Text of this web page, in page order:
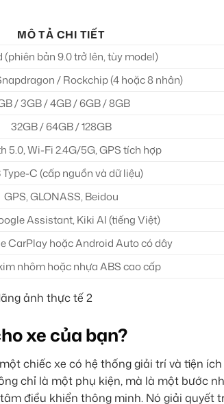
MÔ TẢ CHI TIẾT
(phiên bản 9.0 trở lên, tùy model)
/ Rockchip (4 hoặc 8 nhân)
/ 3GB / 4GB / 6GB / 8GB
32GB / 64GB / 128GB
5.0, Wi-Fi 2.4G/5G, GPS tích hợp
Type-C (cấp nguồn và dữ liệu)
GPS, GLONASS, Beidou
Assistant, Kiki AI (tiếng Việt)
CarPlay hoặc Android Auto có dây
nhôm hoặc nhựa ABS cao cấp
xe của bạn?
chiếc xe có hệ thống giải trí và tiện
chỉ là một phụ kiện, mà là một bước
điều khiển thông minh. Nó giải quyết